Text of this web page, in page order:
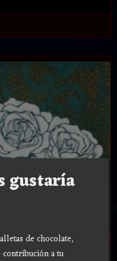
gustaría
de chocolate,
a tu